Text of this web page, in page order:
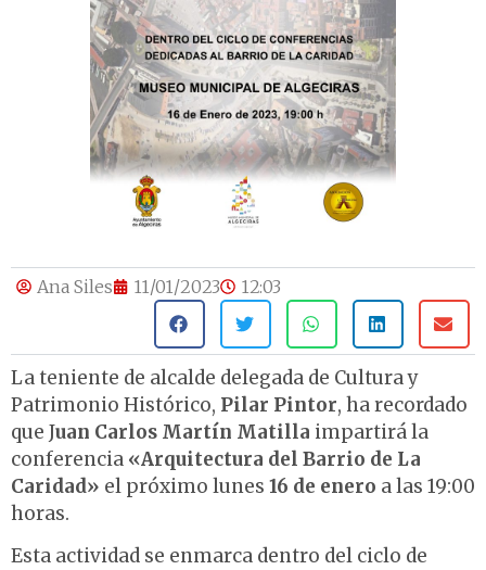
Ana Siles 11/01/2023 12:03
La teniente de alcalde delegada de Cultura y
Patrimonio Histórico, Pilar Pintor, ha recordado
que Juan Carlos Martín Matilla impartirá la
conferencia «Arquitectura del Barrio de La
Caridad» el próximo lunes 16 de enero a las 19:00
horas.
Esta actividad se enmarca dentro del ciclo de